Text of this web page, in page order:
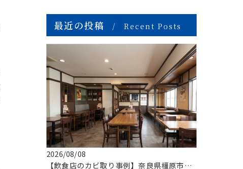
最近の投稿 Recent Posts
2026/08/08
【飲食店のカビ取り事例】奈良県橿原市でのMIST工法による解決実績